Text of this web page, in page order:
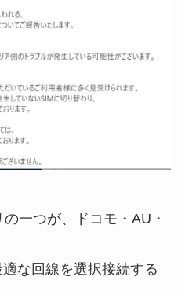
一つが、ドコモ・AU・
な回線を選択接続する